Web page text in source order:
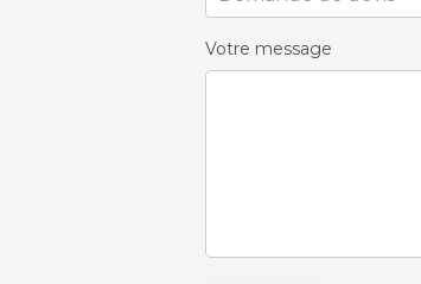
Votre message